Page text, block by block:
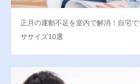
正月の運動不足を室内で解消！自宅
ササイズ10選